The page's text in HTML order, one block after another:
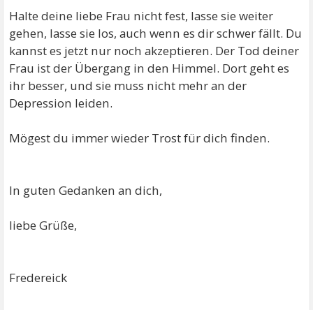
Halte deine liebe Frau nicht fest, lasse sie weiter
gehen, lasse sie los, auch wenn es dir schwer fällt. Du
kannst es jetzt nur noch akzeptieren. Der Tod deiner
Frau ist der Übergang in den Himmel. Dort geht es
ihr besser, und sie muss nicht mehr an der
Depression leiden.
Mögest du immer wieder Trost für dich finden.
In guten Gedanken an dich,
liebe Grüße,
Fredereick